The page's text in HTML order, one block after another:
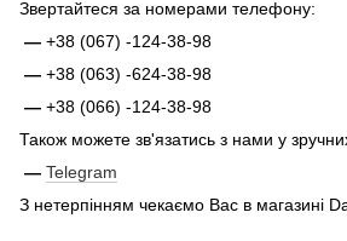
Звертайтеся за номерами телефону:
— +38 (067) -124-38-98
— +38 (063) -624-38-98
— +38 (066) -124-38-98
Також можете зв'язатись з нами у
— Telegram
З нетерпінням чекаємо Вас в магазині